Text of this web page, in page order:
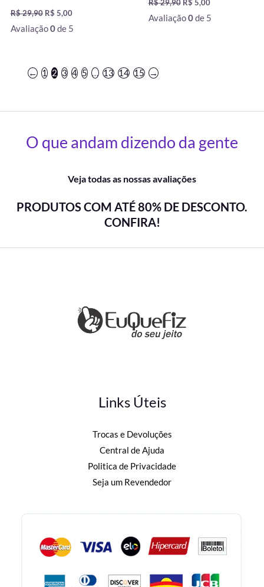
R$29,90 R$ 5,00
Avaliação0de 5
R$29,90 R$ 5,00
Avaliação0de 5
← 1 2 3 4 5 … 13 14 15 →
O que andam dizendo da gente
Veja todas as nossas avaliações
PRODUTOS COM ATÉ 80% DE DESCONTO.
CONFIRA!
Links Úteis
Trocas e Devoluções
Central de Ajuda
Politica de Privacidade
Seja um Revendedor